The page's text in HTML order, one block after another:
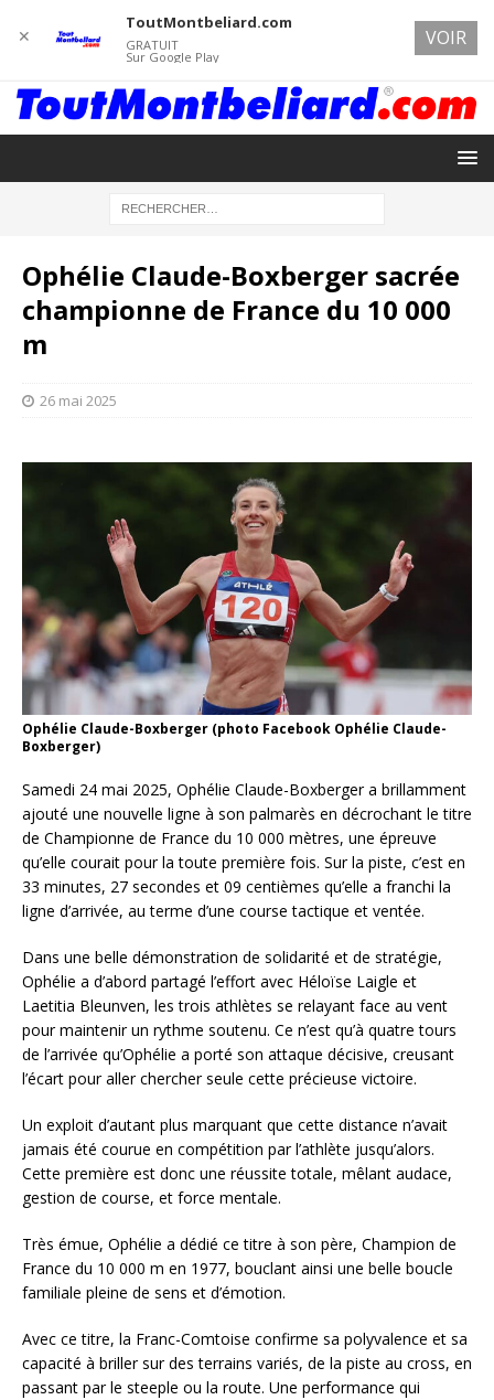
Ophélie Claude-Boxberger sacrée
championne de France du 10 000
m
26 mai 2025
Ophélie Claude-Boxberger (photo Facebook Ophélie Claude-
Boxberger)
Samedi 24 mai 2025, Ophélie Claude-Boxberger a brillamment
ajouté une nouvelle ligne à son palmarès en décrochant le titre
de Championne de France du 10 000 mètres, une épreuve
qu’elle courait pour la toute première fois. Sur la piste, c’est en
33 minutes, 27 secondes et 09 centièmes qu’elle a franchi la
ligne d’arrivée, au terme d’une course tactique et ventée.
Dans une belle démonstration de solidarité et de stratégie,
Ophélie a d’abord partagé l’effort avec Héloïse Laigle et
Laetitia Bleunven, les trois athlètes se relayant face au vent
pour maintenir un rythme soutenu. Ce n’est qu’à quatre tours
de l’arrivée qu’Ophélie a porté son attaque décisive, creusant
l’écart pour aller chercher seule cette précieuse victoire.
Un exploit d’autant plus marquant que cette distance n’avait
jamais été courue en compétition par l’athlète jusqu’alors.
Cette première est donc une réussite totale, mêlant audace,
gestion de course, et force mentale.
Très émue, Ophélie a dédié ce titre à son père, Champion de
France du 10 000 m en 1977, bouclant ainsi une belle boucle
familiale pleine de sens et d’émotion.
Avec ce titre, la Franc-Comtoise confirme sa polyvalence et sa
capacité à briller sur des terrains variés, de la piste au cross, en
passant par le steeple ou la route. Une performance qui
✕
ToutMontbeliard.com
GRATUIT
Sur Google Play
VOIR